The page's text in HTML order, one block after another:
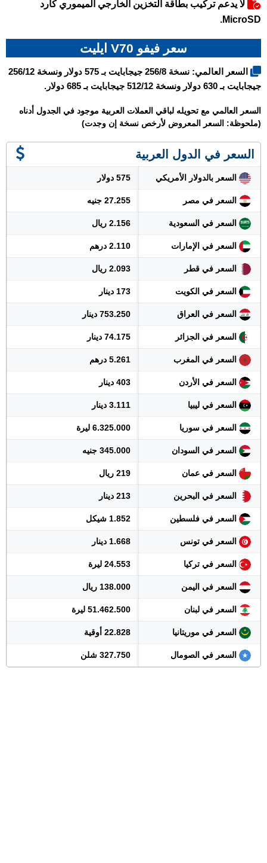
لا يدعم تركيب بطاقة التخزين الخارجي الميموري كارد
MicroSD.
سعر فيفو V70 ايليت
السعر العالمي: نسخة 256/8 جيجابايت بـ 575 دولار ونسخة 256/12
جيجابايت بـ 630 دولار ونسخة 512/12 جيجابايت بـ 685 دولار.
السعر العالمي مع تحويله لباقي العملات العربية موجود في الجدول أدناه
(ملحوظة: السعر المعروض لأرخص نسخة إن وجدت)
السعر في الدول العربية
السعر بالدولار الأمريكي 575 دولار
السعر في مصر 27.255 جنيه
السعر في السعودية 2.156 ريال
السعر في الإمارات 2.110 درهم
السعر في قطر 2.093 ريال
السعر في الكويت 173 دينار
السعر في العراق 753.250 دينار
السعر في الجزائر 74.175 دينار
السعر في المغرب 5.261 درهم
السعر في الأردن 403 دينار
السعر في ليبيا 3.111 دينار
السعر في سوريا 6.325.000 ليرة
السعر في السودان 345.000 جنيه
السعر في عمان 219 ريال
السعر في البحرين 213 دينار
السعر في فلسطين 1.852 شيكل
السعر في تونس 1.668 دينار
السعر في تركيا 24.553 ليرة
السعر في اليمن 138.000 ريال
السعر في لبنان 51.462.500 ليرة
السعر في موريتانيا 22.828 أوقية
السعر في الصومال 327.750 شلن